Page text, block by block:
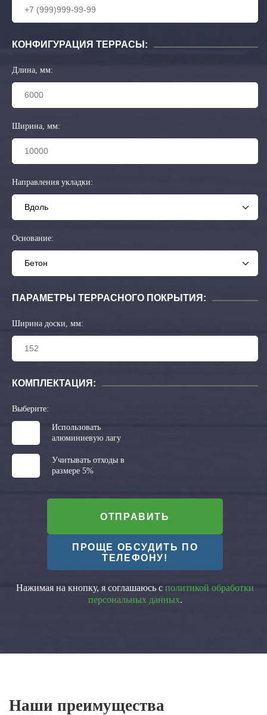
КОНФИГУРАЦИЯ ТЕРРАСЫ:
Длина, мм:
Ширина, мм:
Направления укладки:
Основание:
ПАРАМЕТРЫ ТЕРРАСНОГО ПОКРЫТИЯ:
Ширина доски, мм:
КОМПЛЕКТАЦИЯ:
Выберите:
Использовать
алюминиевую лагу
Учитывать отходы в
размере 5%
ОТПРАВИТЬ
ПРОЩЕ ОБСУДИТЬ ПО
ТЕЛЕФОНУ!
Нажимая на кнопку, я соглашаюсь с политикой обработки
персональных данных.
Наши преимущества